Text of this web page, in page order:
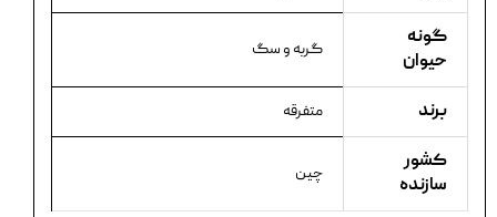
گونه
حیوان
گربه و سگ
برند متفرقه
کشور
سازنده
چین